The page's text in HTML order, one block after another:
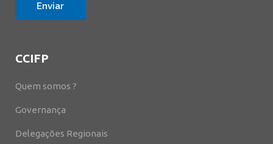
CCIFP
Quem somos ?
Governança
Delegações Regionais